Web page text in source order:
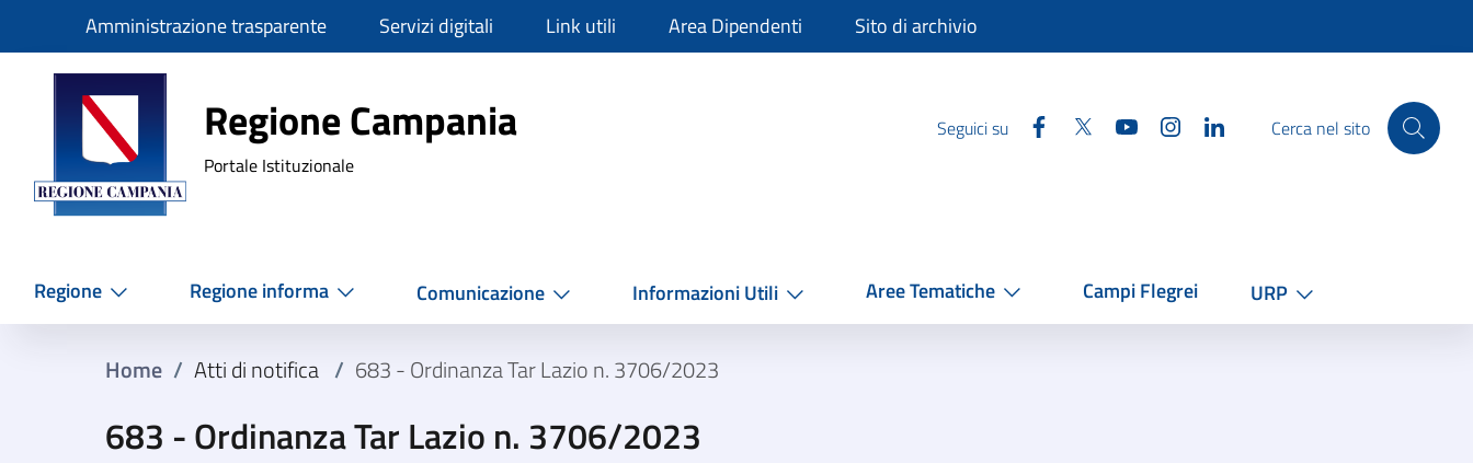
SlimAmministrazione trasparente Servizi digitali Link utili Area Dipendenti Sito di archivio
Regione Campania
Regione Campania
Portale Istituzionale
Seguici su Facebook
Twitter YouTube InstagramLinkedinCerca nel sito
Regione Regione informa Comunicazione Informazioni Utili Aree Tematiche Campi Flegrei URP
Home / Atti di notifica / 683 - Ordinanza Tar Lazio n. 3706/2023
683 - Ordinanza Tar Lazio n. 3706/2023